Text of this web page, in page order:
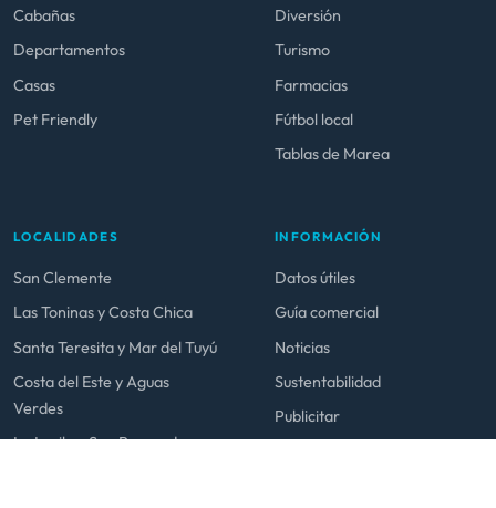
Cabañas
Departamentos
Casas
Pet Friendly
Diversión
Turismo
Farmacias
Fútbol local
Tablas de Marea
LOCALIDADES
San Clemente
Las Toninas y Costa Chica
Santa Teresita y Mar del Tuyú
Costa del Este y Aguas
Verdes
La Lucila y San Bernardo
INFORMACIÓN
Datos útiles
Guía comercial
Noticias
Sustentabilidad
Publicitar